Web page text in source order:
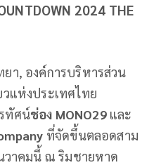
2024 THE
ยา, องค์การบริหารส่วน
แห่งประเทศไทย
ทัศน์ช่อง MONO29และ
ที่จัดขึ้นตลอดสาม
วาคมนี้ ณ ริมชายหาด